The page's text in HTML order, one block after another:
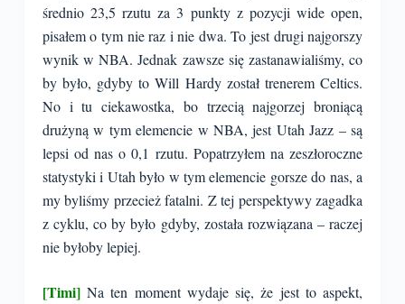
średnio 23,5 rzutu za 3 punkty z pozycji wide open,
pisałem o tym nie raz i nie dwa. To jest drugi najgorszy
wynik w NBA. Jednak zawsze się zastanawialiśmy, co
by było, gdyby to Will Hardy został trenerem Celtics.
No i tu ciekawostka, bo trzecią najgorzej broniącą
drużyną w tym elemencie w NBA, jest Utah Jazz – są
lepsi od nas o 0,1 rzutu. Popatrzyłem na zeszłoroczne
statystyki i Utah było w tym elemencie gorsze do nas, a
my byliśmy przecież fatalni. Z tej perspektywy zagadka
z cyklu, co by było gdyby, została rozwiązana – raczej
nie byłoby lepiej.
[Timi]Na ten moment wydaje się, że jest to aspekt,